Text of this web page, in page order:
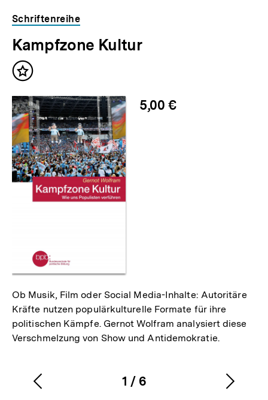
Inhaltskarousell
für
weitere
Inhalte
Inhaltskarussell
überspringen
Schriftenreihe
Kampfzone Kultur
Inhalt
5,00 €
Ob Musik, Film oder Social Media-Inhalte: Autoritäre
Kräfte nutzen populärkulturelle Formate für ihre
politischen Kämpfe. Gernot Wolfram analysiert diese
Verschmelzung von Show und Antidemokratie.
Karussellinhalt
1
von
/ 6
Vorherigen